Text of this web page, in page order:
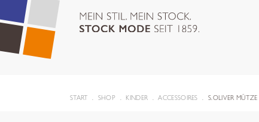
START SHOP KINDER ACCESSOIRES S.OLIVER MÜTZE